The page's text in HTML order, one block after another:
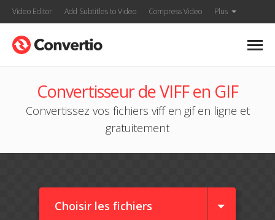
Video Editor Add Subtitles to Video Compress Video Plus
Convertisseur de VIFF en GIF
Convertissez vos fichiers viff en gif en ligne et
gratuitement
Choisir les fichiers